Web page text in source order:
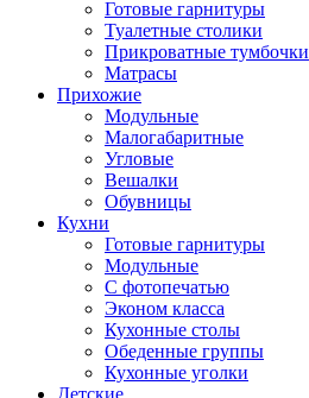
Готовые гарнитуры
Туалетные столики
Прикроватные тумбочки
Матрасы
Прихожие
Модульные
Малогабаритные
Угловые
Вешалки
Обувницы
Кухни
Готовые гарнитуры
Модульные
С фотопечатью
Эконом класса
Кухонные столы
Обеденные группы
Кухонные уголки
Детские